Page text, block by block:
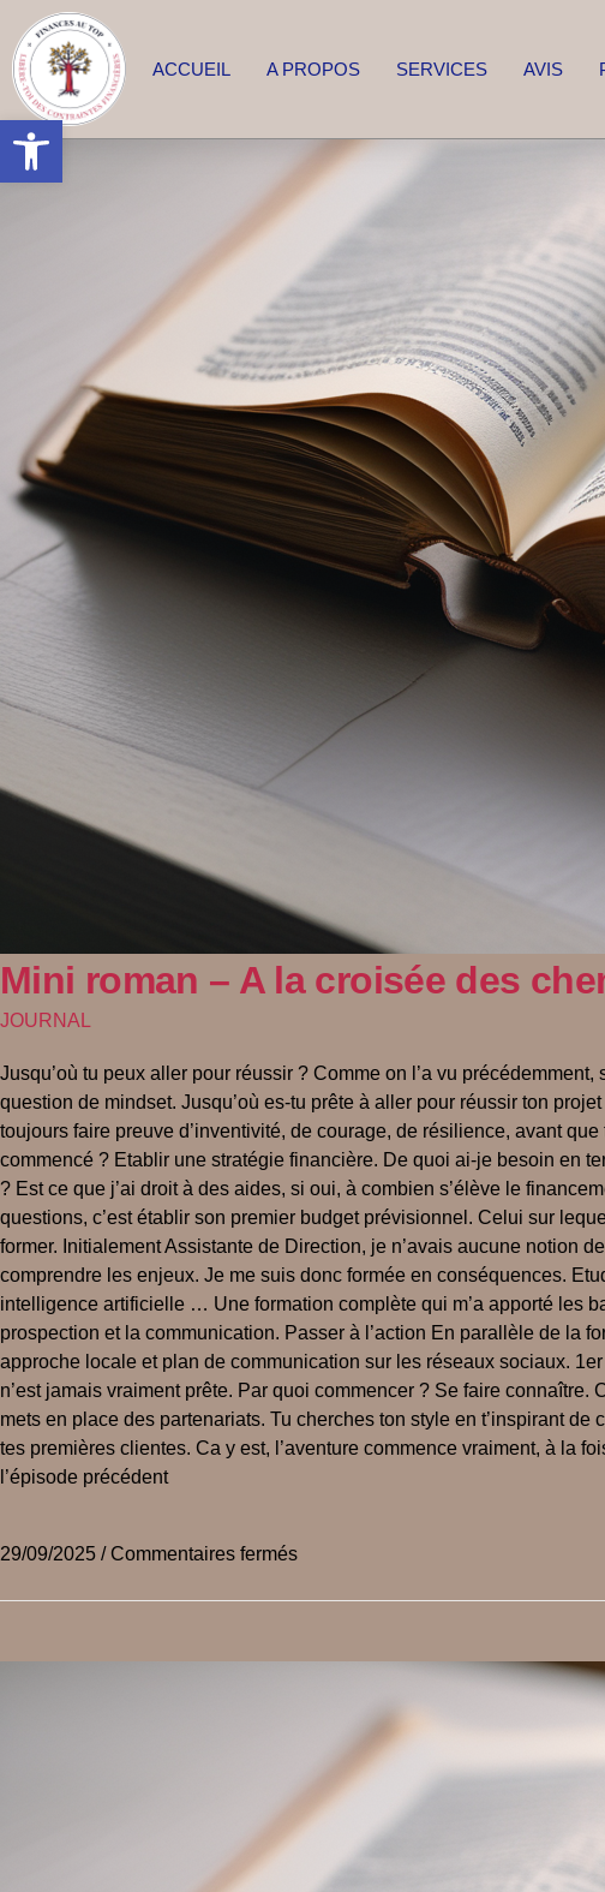
Ouvrir la barre d’outils
ACCUEIL A PROPOS SERVICES AVIS
Mini roman – A la croisée des
JOURNAL
Jusqu’où tu peux aller pour réussir ? Comme on l’a vu
question de mindset. Jusqu’où es-tu prête à aller pour réussir ton
toujours faire preuve d’inventivité, de courage, de résilience, avant
commencé ? Etablir une stratégie financière. De quoi ai-je besoin en
? Est ce que j’ai droit à des aides, si oui, à combien s’élève le
questions, c’est établir son premier budget prévisionnel. Celui sur
former. Initialement Assistante de Direction, je n’avais aucune notion
comprendre les enjeux. Je me suis donc formée en conséquences.
intelligence artificielle … Une formation complète qui m’a apporté les
prospection et la communication. Passer à l’action En parallèle de la
approche locale et plan de communication sur les réseaux sociaux.
n’est jamais vraiment prête. Par quoi commencer ? Se faire
mets en place des partenariats. Tu cherches ton style en t’inspirant
tes premières clientes. Ca y est, l’aventure commence vraiment, à la
l’épisode précédent
29/09/2025 / Commentaires fermés